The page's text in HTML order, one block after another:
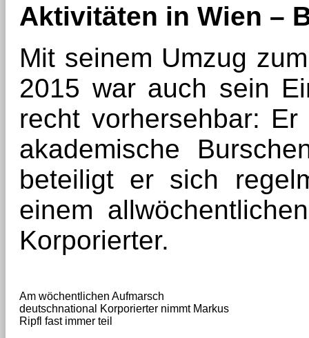
Aktivitäten in Wien –
Mit seinem Umzug
2015 war auch sein
recht vorhersehbar:
akademische
beteiligt er sich
einem
Korporierter.
Am wöchentlichen Aufmarsch
deutschnational Korporierter nimmt Markus
Ripfl fast immer teil